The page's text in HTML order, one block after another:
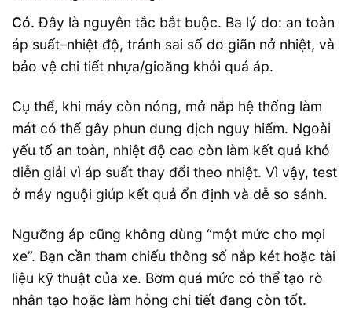
Có. Đây là nguyên tắc bắt buộc. Ba lý do: an toàn
áp suất–nhiệt độ, tránh sai số do giãn nở nhiệt, và
bảo vệ chi tiết nhựa/gioăng khỏi quá áp.
Cụ thể, khi máy còn nóng, mở nắp hệ thống làm
mát có thể gây phun dung dịch nguy hiểm. Ngoài
yếu tố an toàn, nhiệt độ cao còn làm kết quả khó
diễn giải vì áp suất thay đổi theo nhiệt. Vì vậy, test
ở máy nguội giúp kết quả ổn định và dễ so sánh.
Ngưỡng áp cũng không dùng “một mức cho mọi
xe”. Bạn cần tham chiếu thông số nắp két hoặc tài
liệu kỹ thuật của xe. Bơm quá mức có thể tạo rò
nhân tạo hoặc làm hỏng chi tiết đang còn tốt.